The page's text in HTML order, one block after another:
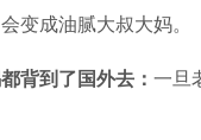
变成油腻大叔大妈。
背到了国外去： 一旦